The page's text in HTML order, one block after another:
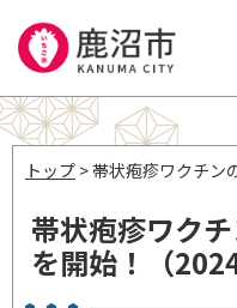
トップ > 帯状疱疹ワクチン
帯状疱疹ワク
を開始！（